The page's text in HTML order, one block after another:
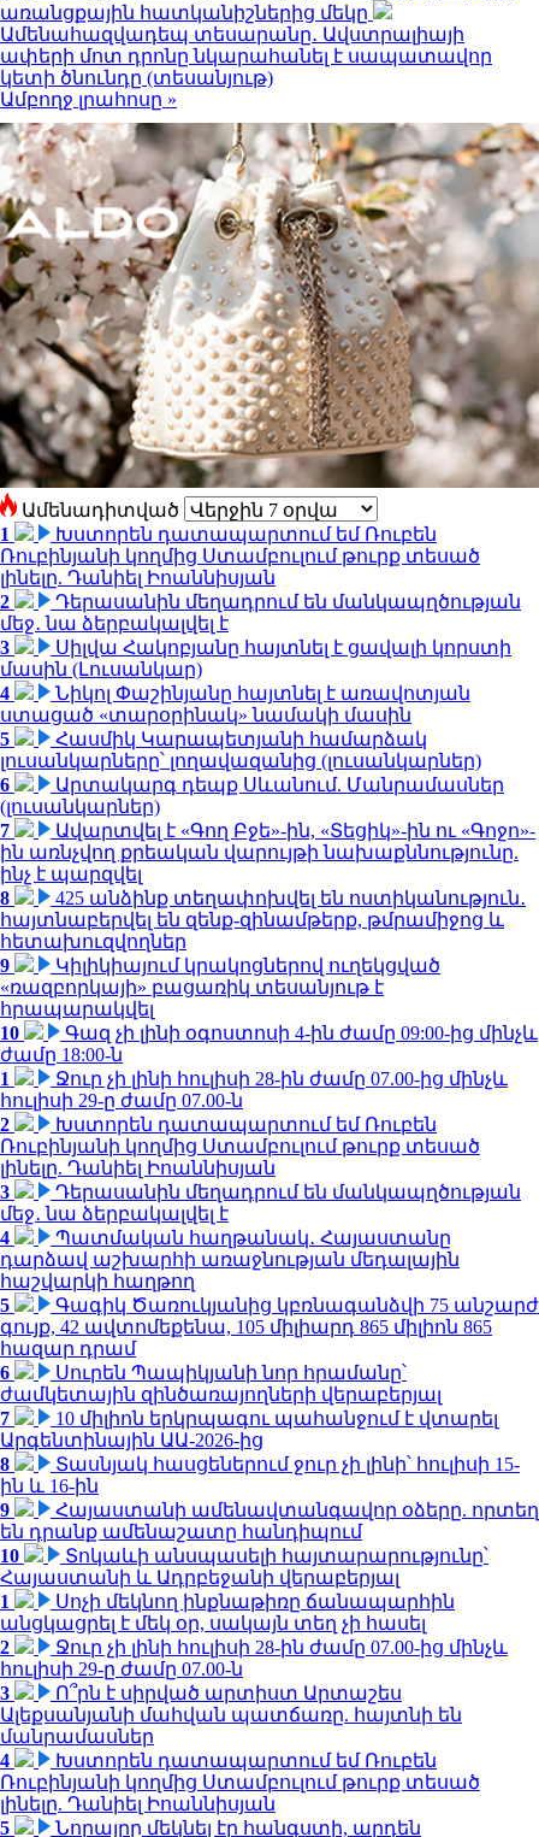
առանցքային հատկանիշներից մեկը
Ամենահազվադեպ տեսարանը․ Ավստրալիայի
ափերի մոտ դրոնը նկարահանել է սապատավոր
կետի ծնունդը (տեսանյութ)
Ամբողջ լրահոսը »
Ամենադիտված
1
Խստորեն դատապարտում եմ Ռուբեն
Ռուբինյանի կողմից Ստամբուլում թուրք տեսած
լինելը. Դանիել Իոաննիսյան
2
Դերասանին մեղադրում են մանկապղծության
մեջ․ նա ձերբակալվել է
3
Սիլվա Հակոբյանը հայտնել է ցավալի կորստի
մասին (Լուսանկար)
4
Նիկոլ Փաշինյանը հայտնել է առավոտյան
ստացած «տարօրինակ» նամակի մասին
5
Հասմիկ Կարապետյանի համարձակ
լուսանկարները՝ լողավազանից (լուսանկարներ)
6
Արտակարգ դեպք Սևանում. Մանրամասներ
(լուսանկարներ)
7
Ավարտվել է «Գող Բջե»-ին, «Տեցիկ»-ին ու «Գոջո»-
ին առնչվող քրեական վարույթի նախաքննությունը.
ինչ է պարզվել
8
425 անձինք տեղափոխվել են ոստիկանություն․
հայտնաբերվել են զենք-զինամթերք, թմրամիջոց և
հետախուզվողներ
9
Կիլիկիայում կրակոցներով ուղեկցված
«ռազբորկայի» բացառիկ տեսանյութ է
հրապարակվել
10
Գազ չի լինի օգոստոսի 4-ին ժամը 09:00-ից մինչև
ժամը 18:00-ն
1
Ջուր չի լինի հուլիսի 28-ին ժամը 07.00-ից մինչև
հուլիսի 29-ը ժամը 07.00-ն
2
Խստորեն դատապարտում եմ Ռուբեն
Ռուբինյանի կողմից Ստամբուլում թուրք տեսած
լինելը. Դանիել Իոաննիսյան
3
Դերասանին մեղադրում են մանկապղծության
մեջ․ նա ձերբակալվել է
4
Պատմական հաղթանակ․ Հայաստանը
դարձավ աշխարհի առաջնության մեդալային
հաշվարկի հաղթող
5
Գագիկ Ծառուկյանից կբռնագանձվի 75 անշարժ
գույք, 42 ավտոմեքենա, 105 միլիարդ 865 միլիոն 865
հազար դրամ
6
Սուրեն Պապիկյանի նոր հրամանը՝
ժամկետային զինծառայողների վերաբերյալ
7
10 միլիոն երկրպագու պահանջում է վտարել
Արգենտինային ԱԱ-2026-ից
8
Տասնյակ հասցեներում ջուր չի լինի՝ հուլիսի 15-
ին և 16-ին
9
Հայաստանի ամենավտանգավոր օձերը. որտեղ
են դրանք ամենաշատը հանդիպում
10
Տոկաևի անսպասելի հայտարարությունը՝
Հայաստանի և Ադրբեջանի վերաբերյալ
1
Սոչի մեկնող ինքնաթիռը ճանապարհին
անցկացրել է մեկ օր, սակայն տեղ չի հասել
2
Ջուր չի լինի հուլիսի 28-ին ժամը 07.00-ից մինչև
հուլիսի 29-ը ժամը 07.00-ն
3
Ո՞րն է սիրված արտիստ Արտաշես
Ալեքսանյանի մահվան պատճառը. հայտնի են
մանրամասներ
4
Խստորեն դատապարտում եմ Ռուբեն
Ռուբինյանի կողմից Ստամբուլում թուրք տեսած
լինելը. Դանիել Իոաննիսյան
5
Նորայրը մեկնել էր հանգստի, արդեն